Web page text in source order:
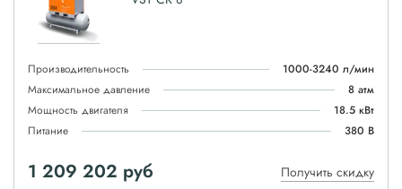
Производительность
1000-3240 л/мин
Максимальное давление
8 атм
Мощность двигателя
18.5 кВт
Питание
380 В
1 209 202 руб Получить скидку